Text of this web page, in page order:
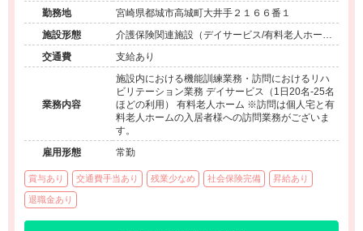
勤務地
宮崎県都城市高城町大井手２１６６番１
施設形態
介護保険関連施設（デイサービス/有料老人ホーム/
訪問看護・リハ）
交通費 支給あり
業務内容
施設内における機能訓練業務・訪問におけるリハ
ビリテーション業務 デイサービス（1日20名‐25名
ほどの利用） 有料老人ホーム ※訪問は個人宅と有
料老人ホームの入居者様への訪問業務がございま
す。
雇用形態
常勤
賞与あり 交通費手当あり 残業少なめ 社会保険完備 昇給あり
退職金あり